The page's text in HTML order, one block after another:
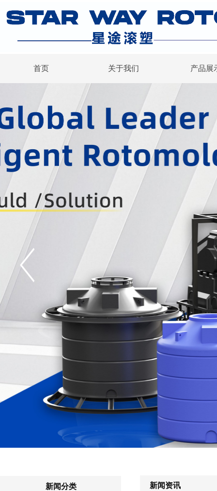
首页 关于我们 产品展
新闻资讯
新闻分类